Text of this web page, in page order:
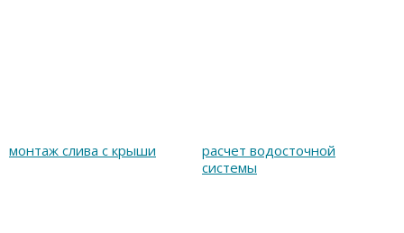
монтаж слива с крыши
расчет водосточной
системы